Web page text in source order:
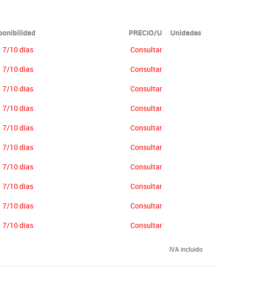
PRECIO/U
Unidades
7/10 días
Consultar
7/10 días
Consultar
7/10 días
Consultar
7/10 días
Consultar
7/10 días
Consultar
7/10 días
Consultar
7/10 días
Consultar
7/10 días
Consultar
7/10 días
Consultar
7/10 días Consultar
IVA incluido